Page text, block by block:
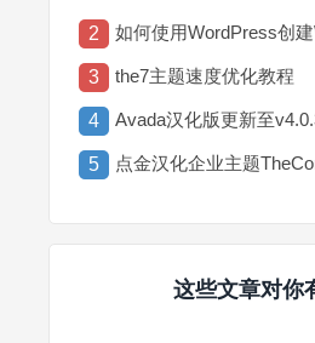
2 如何使用WordPress创
3 the7主题速度优化教程
4 Avada汉化版更新至
5 点金汉化企业主题
这些文章对你